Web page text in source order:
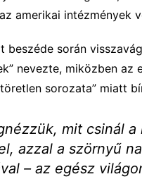
amerikai intézmények
beszéde során
nevezte, miközben az
sorozata” miatt
mit csinál
azzal a szörnyű
– az egész